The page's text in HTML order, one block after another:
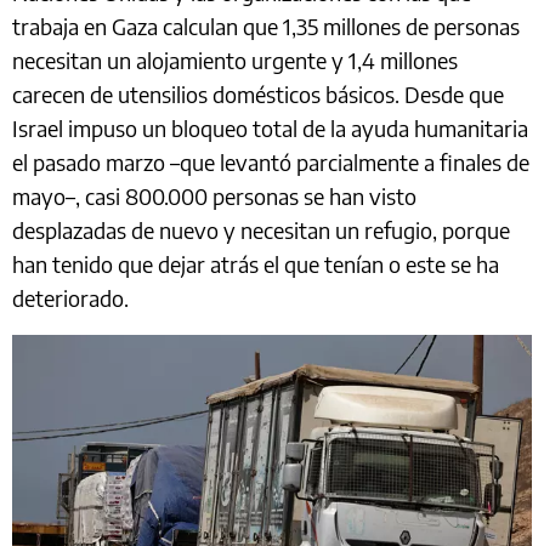
trabaja en Gaza calculan que 1,35 millones de personas
necesitan un alojamiento urgente y 1,4 millones
carecen de utensilios domésticos básicos. Desde que
Israel impuso un bloqueo total de la ayuda humanitaria
el pasado marzo –que levantó parcialmente a finales de
mayo–, casi 800.000 personas se han visto
desplazadas de nuevo y necesitan un refugio, porque
han tenido que dejar atrás el que tenían o este se ha
deteriorado.